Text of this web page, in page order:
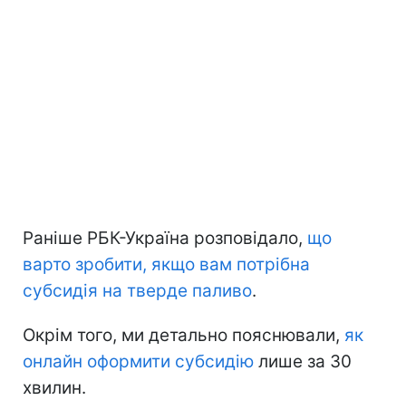
Раніше РБК-Україна розповідало, що
варто зробити, якщо вам потрібна
субсидія на тверде паливо.
Окрім того, ми детально пояснювали, як
онлайн оформити субсидію лише за 30
хвилин.